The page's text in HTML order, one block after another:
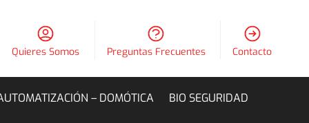
Quieres Somos Preguntas Frecuentes Contacto
– DOMÓTICA BIO SEGURIDAD